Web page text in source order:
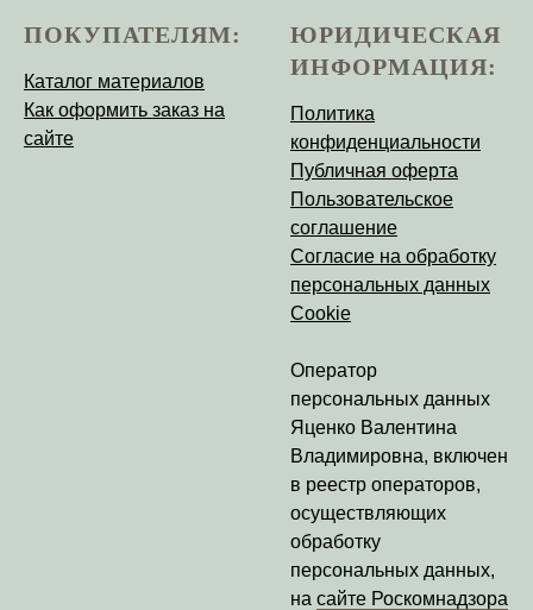
ПОКУПАТЕЛЯМ:
Каталог материалов
Как оформить заказ на
сайте
ЮРИДИЧЕСКАЯ
ИНФОРМАЦИЯ:
Политика
конфиденциальности
Публичная оферта
Пользовательское
соглашение
Согласие на обработку
персональных данных
Cookie
Оператор
персональных данных
Яценко Валентина
Владимировна, включен
в реестр операторов,
осуществляющих
обработку
персональных данных,
на сайте Роскомнадзора